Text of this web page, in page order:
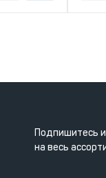
Подпишитесь
на весь